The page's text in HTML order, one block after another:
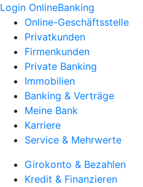
Login OnlineBanking
Online-Geschäftsstelle
Privatkunden
Firmenkunden
Private Banking
Immobilien
Banking & Verträge
Meine Bank
Karriere
Service & Mehrwerte
Girokonto & Bezahlen
Kredit & Finanzieren